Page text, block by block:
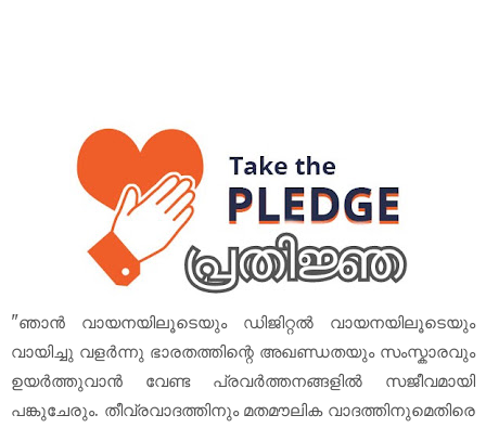
"ഞാൻ വായനയിലൂടെയും ഡിജിറ്റൽ വായനയിലൂടെയും
വായിച്ചു വളർന്നു ഭാരതത്തിന്റെ അഖണ്ഡതയും സംസ്കാരവും
ഉയർത്തുവാൻ വേണ്ട പ്രവർത്തനങ്ങളിൽ സജീവമായി
പങ്കുചേരും. തീവ്രവാദത്തിനും മതമൗലിക വാദത്തിനുമെതിരെ